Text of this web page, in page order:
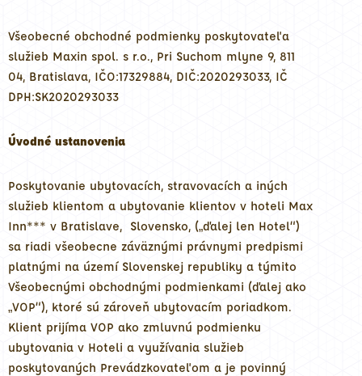
Všeobecné obchodné podmienky poskytovateľa
služieb Maxin spol. s r.o., Pri Suchom mlyne 9, 811
04, Bratislava, IČO:17329884, DIČ:2020293033, IČ
DPH:SK2020293033
Úvodné ustanovenia
Poskytovanie ubytovacích, stravovacích a iných
služieb klientom a ubytovanie klientov v hoteli Max
Inn*** v Bratislave, Slovensko, („ďalej len Hotel“)
sa riadi všeobecne záväznými právnymi predpismi
platnými na území Slovenskej republiky a týmito
Všeobecnými obchodnými podmienkami (ďalej ako
„VOP“), ktoré sú zároveň ubytovacím poriadkom.
Klient prijíma VOP ako zmluvnú podmienku
ubytovania v Hoteli a využívania služieb
poskytovaných Prevádzkovateľom a je povinný